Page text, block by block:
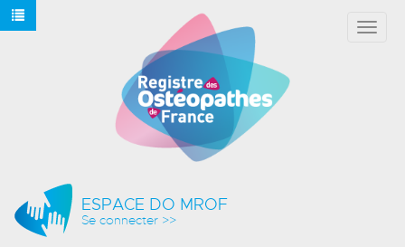
ESPACE DO MROF
Se connecter >>